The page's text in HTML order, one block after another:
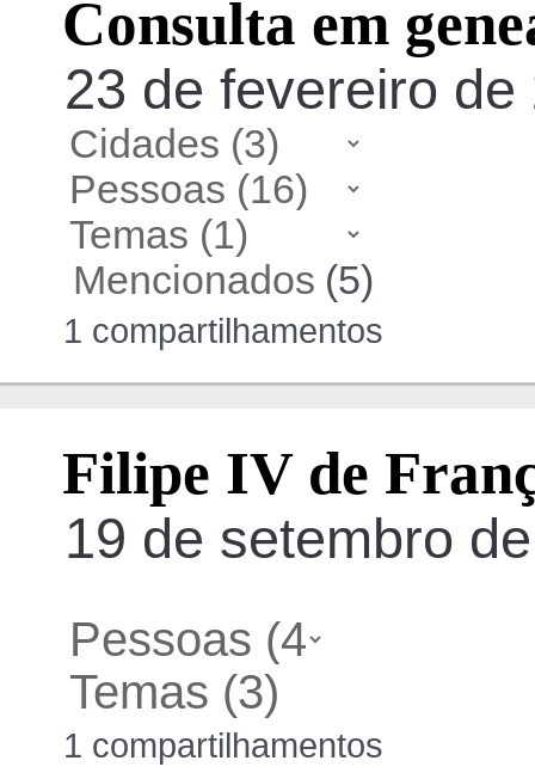
Consulta em
23 de fevereiro
Mencionados(5)
1 compartilhamentos
Filipe IV de
19 de setembro
1 compartilhamentos